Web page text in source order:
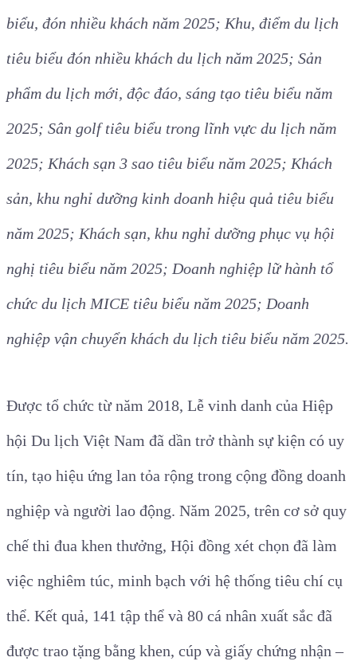
biểu, đón nhiều khách năm 2025; Khu, điểm du lịch
tiêu biểu đón nhiều khách du lịch năm 2025; Sản
phẩm du lịch mới, độc đáo, sáng tạo tiêu biểu năm
2025; Sân golf tiêu biểu trong lĩnh vực du lịch năm
2025; Khách sạn 3 sao tiêu biểu năm 2025; Khách
sản, khu nghỉ dưỡng kinh doanh hiệu quả tiêu biểu
năm 2025; Khách sạn, khu nghỉ dưỡng phục vụ hội
nghị tiêu biểu năm 2025; Doanh nghiệp lữ hành tổ
chức du lịch MICE tiêu biểu năm 2025; Doanh
nghiệp vận chuyển khách du lịch tiêu biểu năm 2025.
Được tổ chức từ năm 2018, Lễ vinh danh của Hiệp
hội Du lịch Việt Nam đã dần trở thành sự kiện có uy
tín, tạo hiệu ứng lan tỏa rộng trong cộng đồng doanh
nghiệp và người lao động. Năm 2025, trên cơ sở quy
chế thi đua khen thưởng, Hội đồng xét chọn đã làm
việc nghiêm túc, minh bạch với hệ thống tiêu chí cụ
thể. Kết quả, 141 tập thể và 80 cá nhân xuất sắc đã
được trao tặng bằng khen, cúp và giấy chứng nhận –